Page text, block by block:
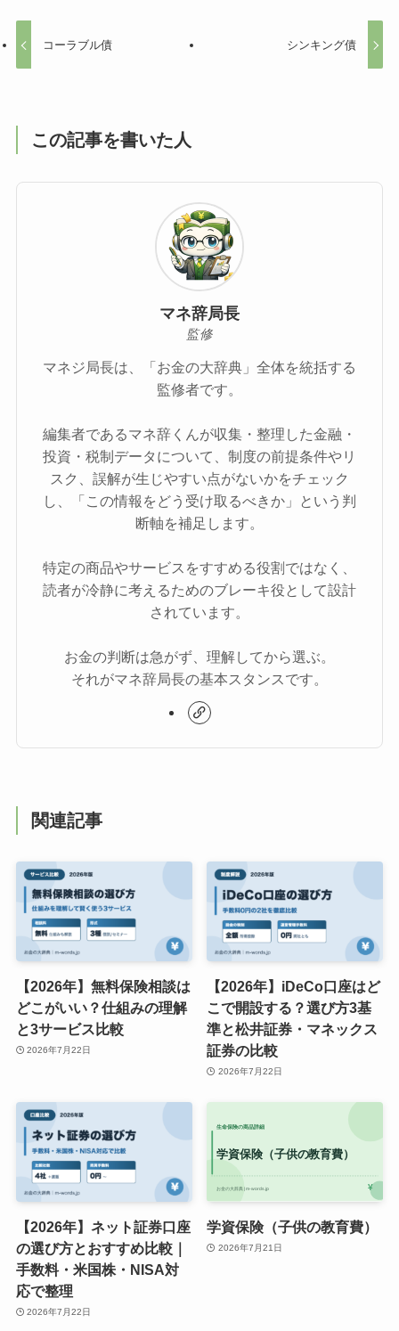
コーラブル債 シンキング債
この記事を書いた人
マネ辞局長
監修
マネジ局長は、「お金の大辞典」全体を統括する
監修者です。
編集者であるマネ辞くんが収集・整理した金融・
投資・税制データについて、制度の前提条件やリ
スク、誤解が生じやすい点がないかをチェック
し、「この情報をどう受け取るべきか」という判
断軸を補足します。
特定の商品やサービスをすすめる役割ではなく、
読者が冷静に考えるためのブレーキ役として設計
されています。
お金の判断は急がず、理解してから選ぶ。
それがマネ辞局長の基本スタンスです。
関連記事
【2026年】無料保険相談は
どこがいい？仕組みの理解
と3サービス比較
2026年7月22日
【2026年】iDeCo口座はど
こで開設する？選び方3基
準と松井証券・マネックス
証券の比較
2026年7月22日
【2026年】ネット証券口座
の選び方とおすすめ比較｜
手数料・米国株・NISA対
応で整理
2026年7月22日
学資保険（子供の教育費）
2026年7月21日